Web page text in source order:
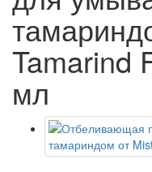
Tamarind
мл